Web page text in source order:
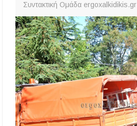
Συντακτική Ομάδα ergoxalkidikis.gr